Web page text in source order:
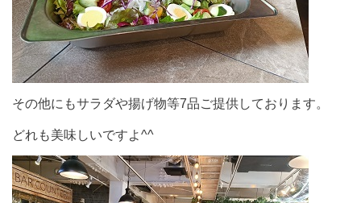
その他にもサラダや揚げ物等7品ご提供しております。
どれも美味しいですよ^^